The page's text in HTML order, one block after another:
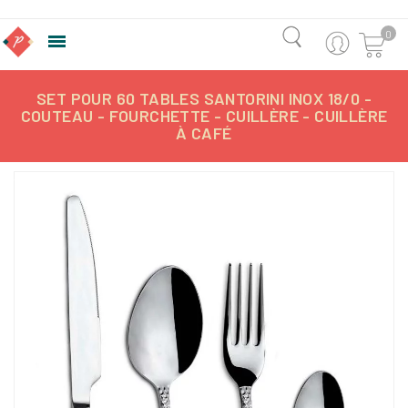
 0
SET POUR 60 TABLES SANTORINI INOX 18/0 -
COUTEAU - FOURCHETTE - CUILLÈRE - CUILLÈRE
À CAFÉ